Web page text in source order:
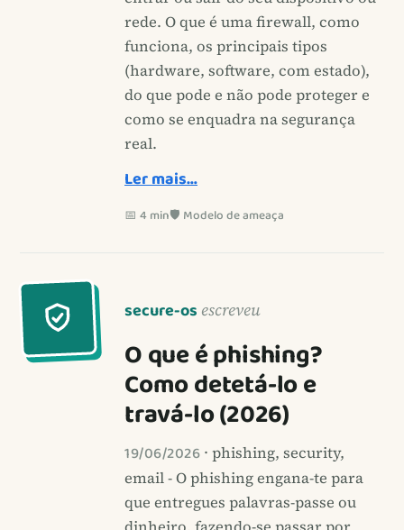
rede. O que é uma firewall, como
funciona, os principais tipos
(hardware, software, com estado),
do que pode e não pode proteger e
como se enquadra na segurança
real.
Ler mais…
📅 4 min🛡️ Modelo de ameaça
secure-os escreveu
O que é phishing?
Como detetá-lo e
travá-lo (2026)
19/06/2026 · phishing, security,
email - O phishing engana-te para
que entregues palavras-passe ou